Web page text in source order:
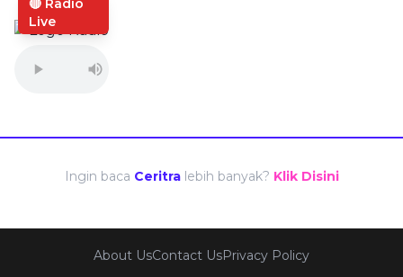
🔴 Radio
Live
Ingin baca Ceritra lebih banyak? Klik Disini
About UsContact UsPrivacy Policy